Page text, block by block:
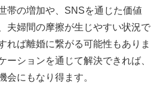
帯の増加や、SNSを通じた価値
夫婦間の摩擦が生じやすい状況で
れば離婚に繋がる可能性もありま
ーションを通じて解決できれば、
会にもなり得ます。